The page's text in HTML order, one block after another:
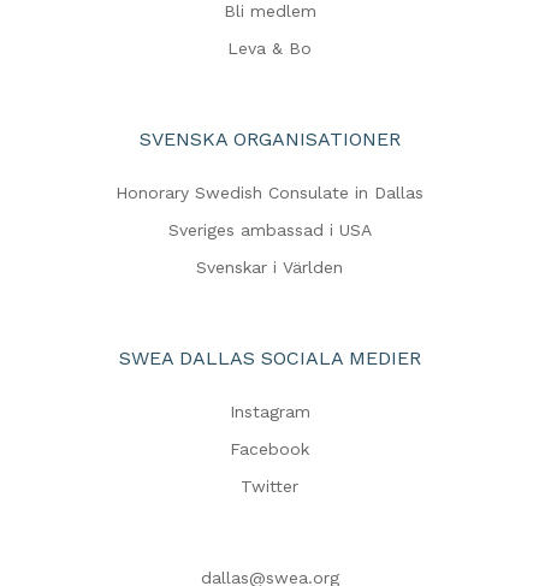
Bli medlem
Leva & Bo
SVENSKA ORGANISATIONER
Honorary Swedish Consulate in Dallas
Sveriges ambassad i USA
Svenskar i Världen
SWEA DALLAS SOCIALA MEDIER
Instagram
Facebook
Twitter
dallas@swea.org